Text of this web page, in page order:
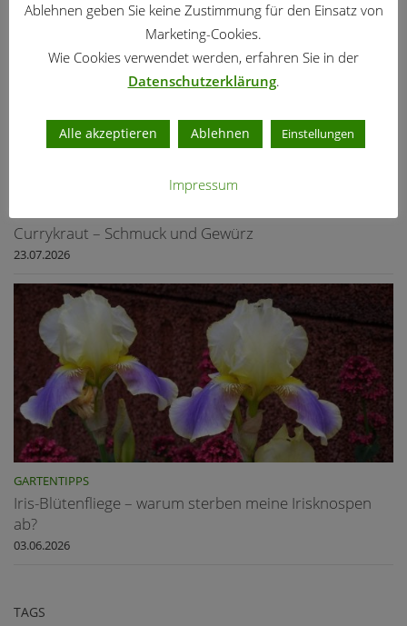
Currykraut – Schmuck und Gewürz
23.07.2026
GARTENTIPPS
Iris-Blütenfliege – warum sterben meine Irisknospen
ab?
03.06.2026
TAGS
Ablehnen geben Sie keine Zustimmung für den Einsatz von
Marketing-Cookies.
Wie Cookies verwendet werden, erfahren Sie in der
Datenschutzerklärung.
Alle akzeptieren Ablehnen Einstellungen
Impressum